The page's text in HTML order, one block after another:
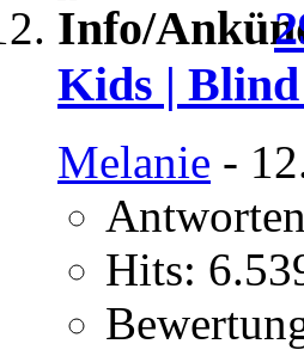
Kids |
Melanie -
Hits: